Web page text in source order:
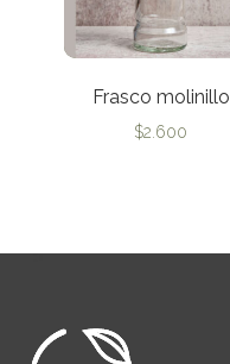
Frasco molinillo
$2.600